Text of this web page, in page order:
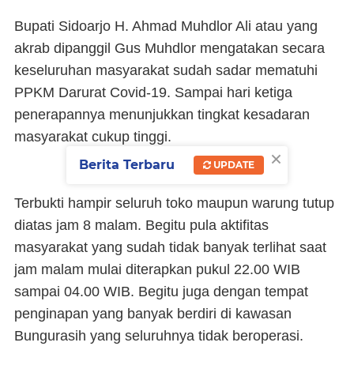
Bupati Sidoarjo H. Ahmad Muhdlor Ali atau yang
akrab dipanggil Gus Muhdlor mengatakan secara
keseluruhan masyarakat sudah sadar mematuhi
PPKM Darurat Covid-19. Sampai hari ketiga
penerapannya menunjukkan tingkat kesadaran
masyarakat cukup tinggi.
Terbukti hampir seluruh toko maupun warung tutup
diatas jam 8 malam. Begitu pula aktifitas
masyarakat yang sudah tidak banyak terlihat saat
jam malam mulai diterapkan pukul 22.00 WIB
sampai 04.00 WIB. Begitu juga dengan tempat
penginapan yang banyak berdiri di kawasan
Bungurasih yang seluruhnya tidak beroperasi.
×
Berita Terbaru UPDATE